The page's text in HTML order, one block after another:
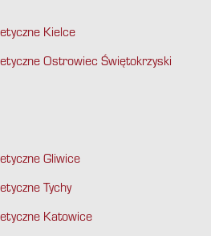
Kielce
Ostrowiec Świętokrzyski
Gliwice
Tychy
Katowice